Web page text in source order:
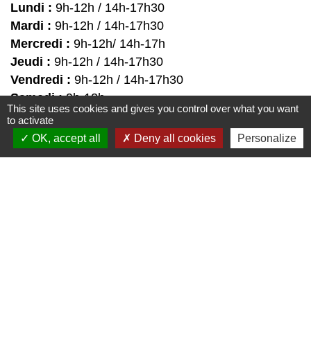
Lundi : 9h-12h / 14h-17h30
Mardi : 9h-12h / 14h-17h30
Mercredi : 9h-12h/ 14h-17h
Jeudi : 9h-12h / 14h-17h30
Vendredi : 9h-12h / 14h-17h30
Samedi :9h-12h
Liens
This site uses cookies and gives you control over what you want
to activate
OK, accept all
Deny all cookies Personalize